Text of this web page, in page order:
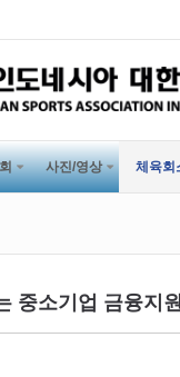
사진/영상 체육회
중소기업 금융지